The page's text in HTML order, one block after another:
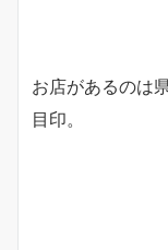
お店があるのは
目印。